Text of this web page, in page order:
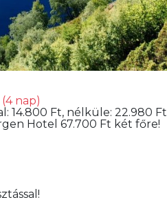
(4 nap)
14.800 Ft, nélküle: 22.980 Ft
Hotel 67.700 Ft két főre!